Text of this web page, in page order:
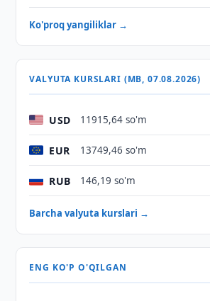
Ko'proq yangiliklar →
VALYUTA KURSLARI (MB, 07.08.2026)
USD 11915,64 so'm
EUR 13749,46 so'm
RUB 146,19 so'm
Barcha valyuta kurslari →
ENG KO'P O'QILGAN